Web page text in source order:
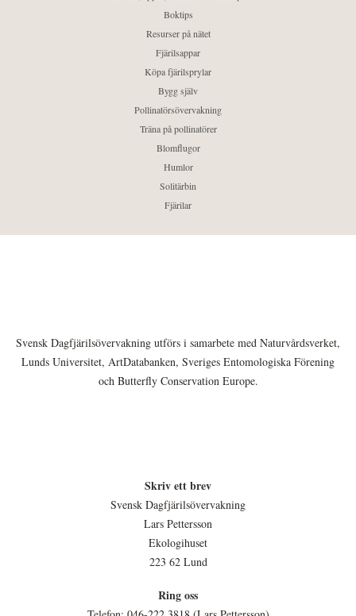
Boktips
Resurser på nätet
Fjärilsappar
Köpa fjärilsprylar
Bygg själv
Pollinatörsövervakning
Träna på pollinatörer
Blomflugor
Humlor
Solitärbin
Fjärilar
Svensk Dagfjärilsövervakning utförs i samarbete med Naturvårdsverket,
Lunds Universitet, ArtDatabanken, Sveriges Entomologiska Förening
och Butterfly Conservation Europe.
Skriv ett brev
Svensk Dagfjärilsövervakning
Lars Pettersson
Ekologihuset
223 62 Lund
Ring oss